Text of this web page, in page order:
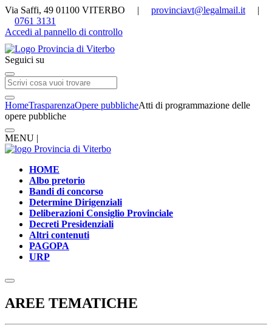
Via Saffi, 49 01100 VITERBO | provinciavt@legalmail.it |
0761 3131
Accedi al pannello di controllo
Seguici su
HomeTrasparenzaOpere pubblicheAtti di programmazione delle
opere pubbliche
MENU |
HOME
Albo pretorio
Bandi di concorso
Determine Dirigenziali
Deliberazioni Consiglio Provinciale
Decreti Presidenziali
Altri contenuti
PAGOPA
URP
AREE TEMATICHE